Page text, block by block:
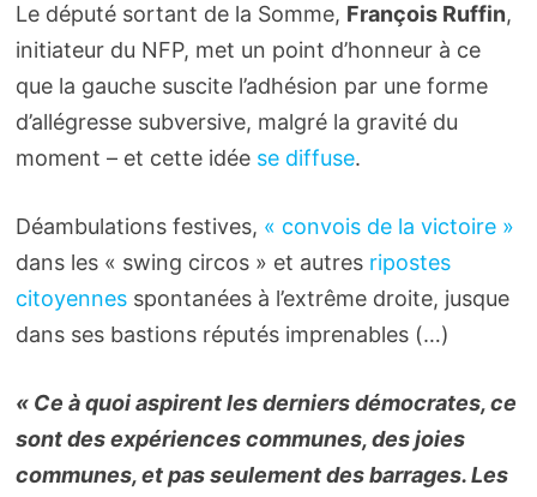
Le député sortant de la Somme, François Ruffin,
initiateur du NFP, met un point d’honneur à ce
que la gauche suscite l’adhésion par une forme
d’allégresse subversive, malgré la gravité du
moment – et cette idée se diffuse.
Déambulations festives, « convois de la victoire »
dans les « swing circos » et autres ripostes
citoyennesspontanées à l’extrême droite, jusque
dans ses bastions réputés imprenables (…)
« Ce à quoi aspirent les derniers démocrates, ce
sont des expériences communes, des joies
communes, et pas seulement des barrages. Les